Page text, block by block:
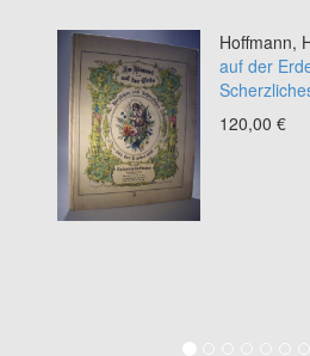
Hoffmann,
auf der
120,00 €
Previous